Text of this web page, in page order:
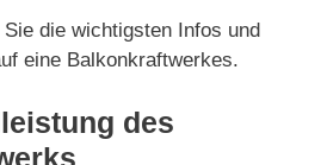
die wichtigsten Infos und
eine Balkonkraftwerkes.
des